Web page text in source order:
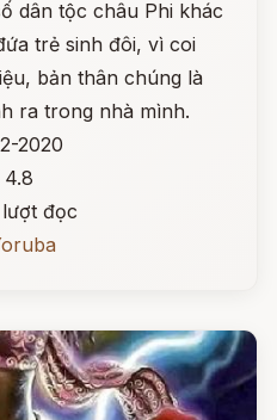
dân tộc châu Phi khác
trẻ sinh đôi, vì coi
bản thân chúng là
ra trong nhà mình.
2020
4.8
đọc